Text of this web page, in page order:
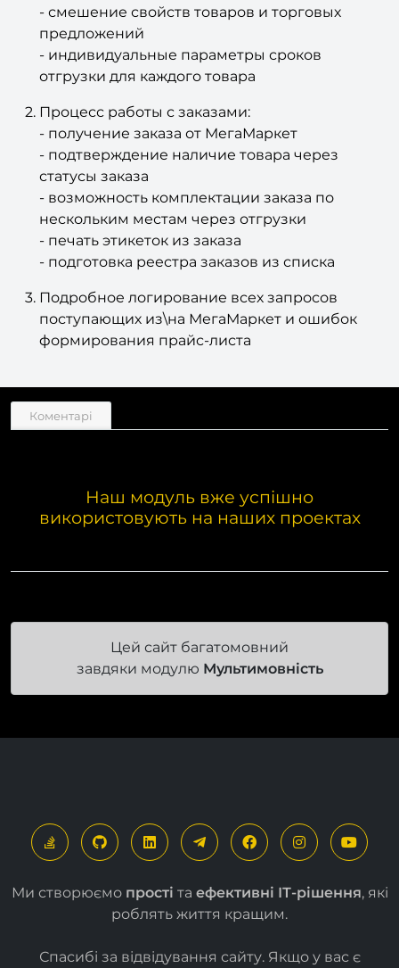
- смешение свойств товаров и торговых
предложений
- индивидуальные параметры сроков
отгрузки для каждого товара
Процесс работы с заказами:
- получение заказа от МегаМаркет
- подтверждение наличие товара через
статусы заказа
- возможность комплектации заказа по
нескольким местам через отгрузки
- печать этикеток из заказа
- подготовка реестра заказов из списка
Подробное логирование всех запросов
поступающих из\на МегаМаркет и ошибок
формирования прайс-листа
Коментарі
Наш модуль вже успішно
використовують на наших проектах
Цей сайт багатомовний
завдяки модулю Мультимовність
Ми створюємо прості та ефективні ІТ-рішення, які
роблять життя кращим.
Спасибі за відвідування сайту. Якщо у вас є